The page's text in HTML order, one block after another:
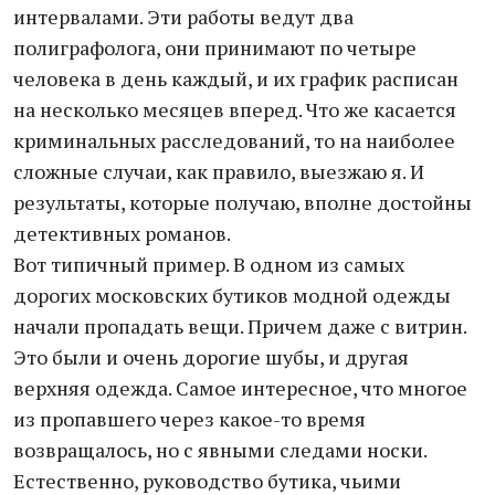
интервалами. Эти работы ведут два
полиграфолога, они принимают по четыре
человека в день каждый, и их график расписан
на несколько месяцев вперед. Что же касается
криминальных расследований, то на наиболее
сложные случаи, как правило, выезжаю я. И
результаты, которые получаю, вполне достойны
детективных романов.
Вот типичный пример. В одном из самых
дорогих московских бутиков модной одежды
начали пропадать вещи. Причем даже с витрин.
Это были и очень дорогие шубы, и другая
верхняя одежда. Самое интересное, что многое
из пропавшего через какое-то время
возвращалось, но с явными следами носки.
Естественно, руководство бутика, чьими